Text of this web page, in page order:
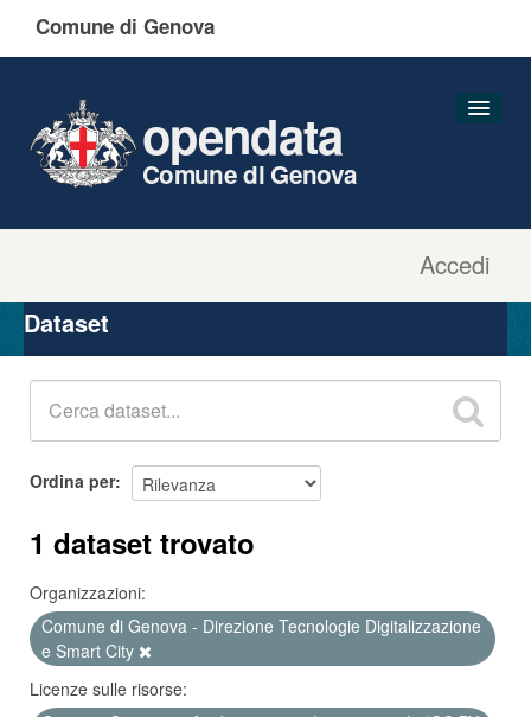
Comune di Genova
Accedi
opendata
Comune di Genova
Organizzazioni
Gruppi
Dataset
Ordina per
1 dataset trovato
Organizzazioni:
Comune di Genova - Direzione Tecnologie Digitalizzazione
e Smart City
Licenze sulle risorse: